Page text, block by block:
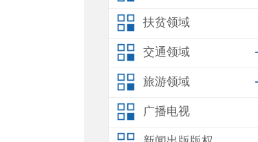
扶贫领域
交通领域
旅游领域
广播电视